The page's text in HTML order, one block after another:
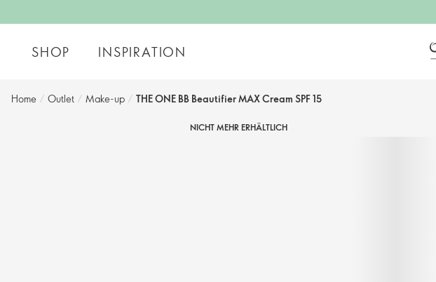
SHOP INSPIRATION
Home / Outlet / Make-up / THE ONE BB Beautifier MAX Cream SPF 15
NICHT MEHR ERHÄLTLICH